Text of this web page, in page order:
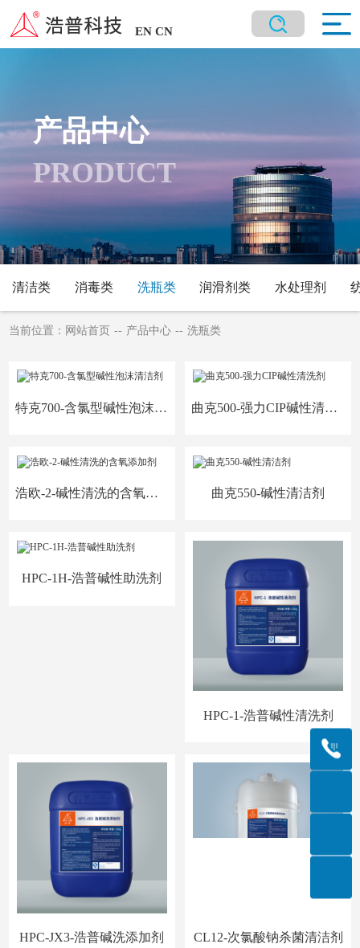
EN CN
产品中心
PRODUCT
清洁类 消毒类 洗瓶类 润滑剂类 水处理剂
当前位置： 网站首页 -- 产品中心 -- 洗瓶类
特克700-含氯型碱性泡沫清洁剂 曲克500-强力CIP碱性清洗剂
浩欧-2-碱性清洗的含氧添加剂 曲克550-碱性清洁剂
HPC-1H-浩普碱性助洗剂
HPC-1-浩普碱性清洗剂
HPC-JX3-浩普碱洗添加剂 CL12-次氯酸钠杀菌清洁剂